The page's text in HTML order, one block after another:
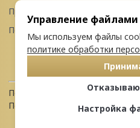
Продать
Передать в управление
Политика
Пользовательское соглашение
Управление файлами
Мы используем файлы
политике обработки
Настройка